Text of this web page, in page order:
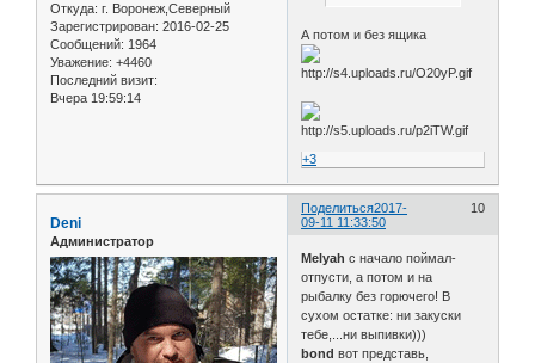
Откуда: г. Воронеж,Северный
Зарегистрирован: 2016-02-25
Сообщений: 1964
Уважение: +4460
Последний визит:
Вчера 19:59:14
А потом и без ящика
+3
Поделиться 10
2017-
09-11 11:33:50
Deni
Администратор
Melyah с начало поймал-
отпусти, а потом и на
рыбалку без горючего! В
сухом остатке: ни закуски
тебе,...ни выпивки)))
bond вот представь,